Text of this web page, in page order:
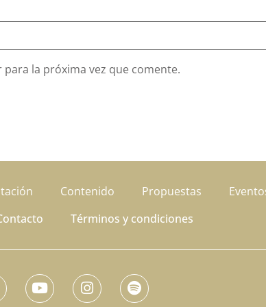
la próxima vez que comente.
Contenido Propuestas
Términos y condiciones